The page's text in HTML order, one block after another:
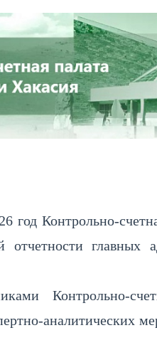
РХ КОНТАКТЫ
«Состоялось
год Контрольно-
главных
Контрольно-
аналитических